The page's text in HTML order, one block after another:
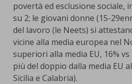
povertà ed esclusione sociale,
su 2; le giovani donne (15-
del lavoro (le Neets) si
vicine alla media europea nel
superiori alla media EU, 16%
più del doppio dalla media EU
Sicilia e Calabria).